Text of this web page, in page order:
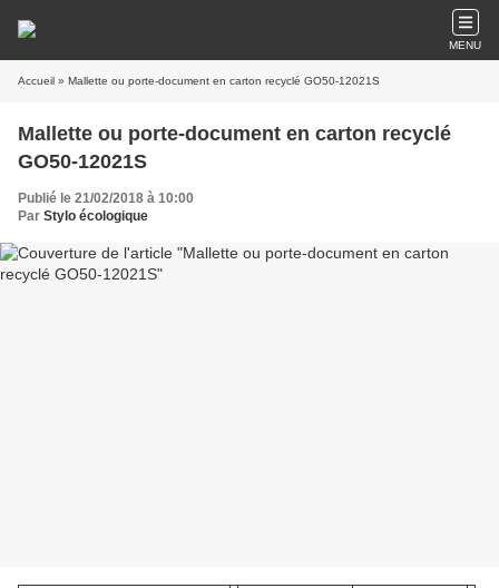
MENU
Accueil » Mallette ou porte-document en carton recyclé GO50-12021S
Mallette ou porte-document en carton recyclé
GO50-12021S
Publié le 21/02/2018 à 10:00
Par Stylo écologique